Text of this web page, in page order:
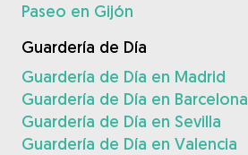
Paseo en Gijón
Guardería de Día
Guardería de Día en Madrid
Guardería de Día en Barcelona
Guardería de Día en Sevilla
Guardería de Día en Valencia